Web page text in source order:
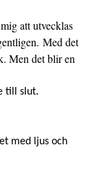
att utvecklas
Med det
Men det blir en
till slut.
med ljus och